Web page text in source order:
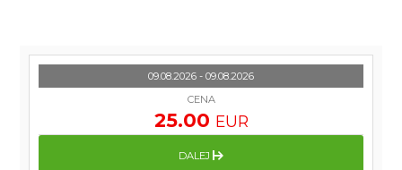
09.08.2026 - 09.08.2026
CENA
25.00 EUR
DALEJ